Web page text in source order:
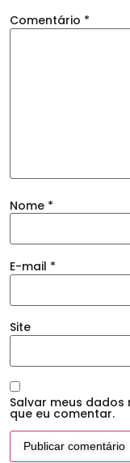
Comentário *
Nome *
E-mail *
Site
Salvar meus
que eu comentar.